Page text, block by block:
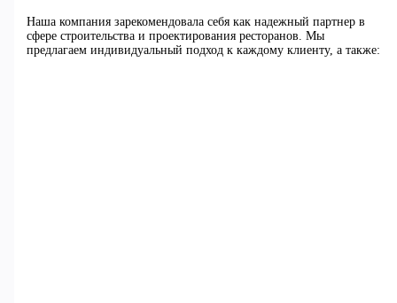
Наша компания зарекомендовала себя как надежный партнер в
сфере строительства и проектирования ресторанов. Мы
предлагаем индивидуальный подход к каждому клиенту, а также: